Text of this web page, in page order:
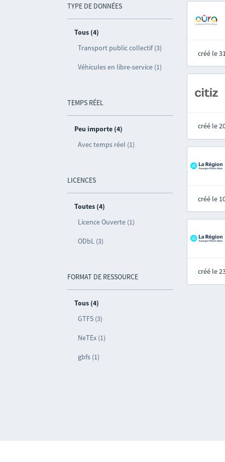
TYPE DE DONNÉES
Tous (4)
Transport public collectif (3)
Véhicules en libre-service (1)
TEMPS RÉEL
Peu importe (4)
Avec temps réel (1)
LICENCES
Toutes (4)
Licence Ouverte (1)
ODbL (3)
FORMAT DE RESSOURCE
Tous (4)
GTFS (3)
NeTEx (1)
gbfs (1)
créé le
créé le
créé le
créé le